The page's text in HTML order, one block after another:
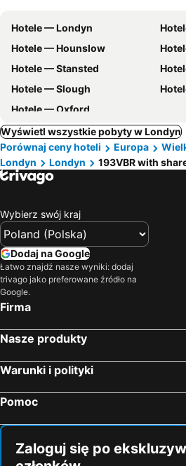
Hotele — Londyn
Hotele — Hounslow
Hotele — Stansted
Hotele — Slough
Hotele — Oxford
Wyświetl wszystkie pobyty w Londyn
Porównaj ceny hoteli
Europa
Londyn
Londyn 193VBR with
Wybierz swój kraj
Dodaj na Google
Łatwo znajdź nasze wyniki: dodaj
trivago jako preferowane źródło na
Google.
Firma
Nasze produkty
Warunki i polityki
Pomoc
Zaloguj się po